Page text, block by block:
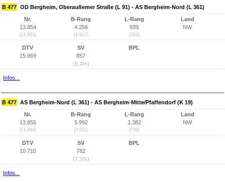
B 477 OD Bergheim, Oberaußemer Straße (L 91) - AS Bergheim-Nord (L 361)
Nr.
13.854
(13.863)
B-Rang
4.256
(1.917)
L-Rang
939
(363)
Land
NW
DTV
15.869
SV
857
(5,4%)
BPL
Infos...
B 477 AS Bergheim-Nord (L 361) - AS Bergheim-Mitte/Pfaffendorf (K 19)
Nr.
13.855
(13.864)
B-Rang
5.992
(3.611)
L-Rang
1.382
(799)
Land
NW
DTV
10.710
SV
782
(7,3%)
BPL
Infos...